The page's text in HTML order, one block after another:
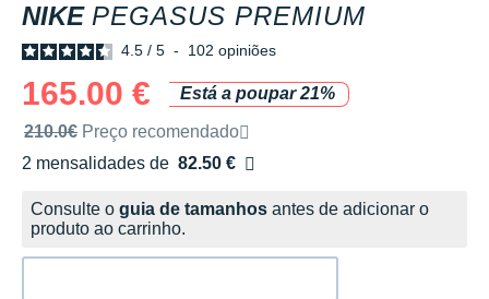
NIKE PEGASUS PREMIUM
4.5 / 5 - 102 opiniões
165.00 €
Está a poupar 21%
Preço de venda recomendado pela marca
210.0€ Preço recomendado
2 mensalidades de 82.50 €
sem custos
Consulte o guia de tamanhos antes de adicionar o
produto ao carrinho.